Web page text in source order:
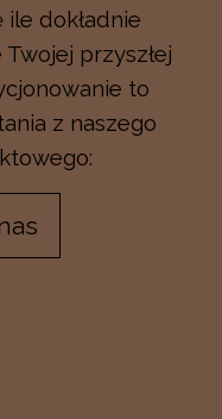
dokładnie
przyszłej
to
z naszego